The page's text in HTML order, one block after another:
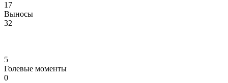
17
Выносы
32
5
Голевые моменты
0